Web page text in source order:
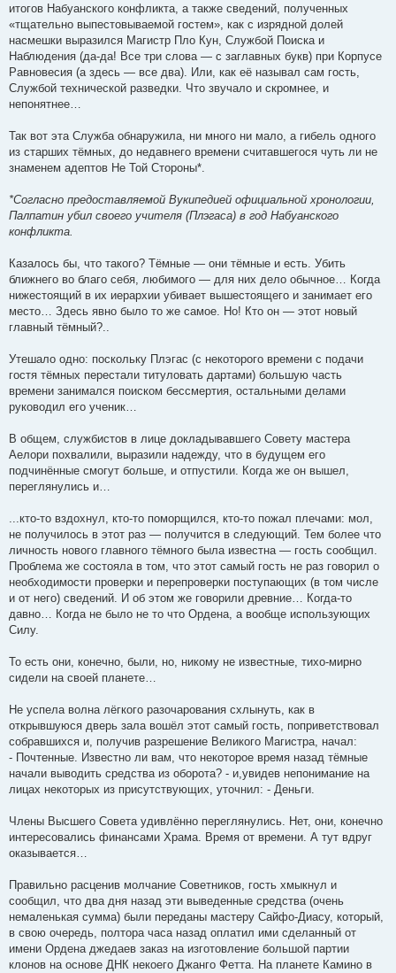
итогов Набуанского конфликта, а также сведений, полученных
«тщательно выпестовываемой гостем», как с изрядной долей
насмешки выразился Магистр Пло Кун, Службой Поиска и
Наблюдения (да-да! Все три слова — с заглавных букв) при Корпусе
Равновесия (а здесь — все два). Или, как её называл сам гость,
Службой технической разведки. Что звучало и скромнее, и
непонятнее…
Так вот эта Служба обнаружила, ни много ни мало, а гибель одного
из старших тёмных, до недавнего времени считавшегося чуть ли не
знаменем адептов Не Той Стороны*.
*Согласно предоставляемой Вукипедией официальной хронологии,
Палпатин убил своего учителя (Плэгаса) в год Набуанского
конфликта.
Казалось бы, что такого? Тёмные — они тёмные и есть. Убить
ближнего во благо себя, любимого — для них дело обычное… Когда
нижестоящий в их иерархии убивает вышестоящего и занимает его
место… Здесь явно было то же самое. Но! Кто он — этот новый
главный тёмный?..
Утешало одно: поскольку Плэгас (с некоторого времени с подачи
гостя тёмных перестали титуловать дартами) большую часть
времени занимался поиском бессмертия, остальными делами
руководил его ученик…
В общем, службистов в лице докладывавшего Совету мастера
Аелори похвалили, выразили надежду, что в будущем его
подчинённые смогут больше, и отпустили. Когда же он вышел,
переглянулись и…
...кто-то вздохнул, кто-то поморщился, кто-то пожал плечами: мол,
не получилось в этот раз — получится в следующий. Тем более что
личность нового главного тёмного была известна — гость сообщил.
Проблема же состояла в том, что этот самый гость не раз говорил о
необходимости проверки и перепроверки поступающих (в том числе
и от него) сведений. И об этом же говорили древние… Когда-то
давно… Когда не было не то что Ордена, а вообще использующих
Силу.
То есть они, конечно, были, но, никому не известные, тихо-мирно
сидели на своей планете…
Не успела волна лёгкого разочарования схлынуть, как в
открывшуюся дверь зала вошёл этот самый гость, поприветствовал
собравшихся и, получив разрешение Великого Магистра, начал:
- Почтенные. Известно ли вам, что некоторое время назад тёмные
начали выводить средства из оборота? - и,увидев непонимание на
лицах некоторых из присутствующих, уточнил: - Деньги.
Члены Высшего Совета удивлённо переглянулись. Нет, они, конечно
интересовались финансами Храма. Время от времени. А тут вдруг
оказывается…
Правильно расценив молчание Советников, гость хмыкнул и
сообщил, что два дня назад эти выведенные средства (очень
немаленькая сумма) были переданы мастеру Сайфо-Диасу, который,
в свою очередь, полтора часа назад оплатил ими сделанный от
имени Ордена джедаев заказ на изготовление большой партии
клонов на основе ДНК некоего Джанго Фетта. На планете Камино в